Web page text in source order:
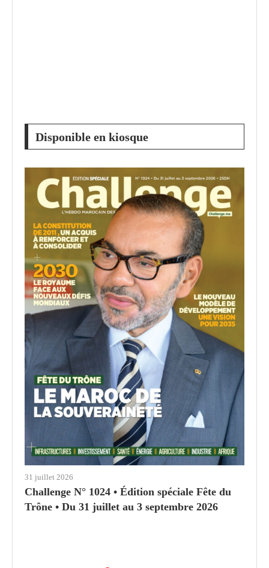
Disponible en kiosque
31 juillet 2026
Challenge N° 1024 • Édition spéciale Fête du
Trône • Du 31 juillet au 3 septembre 2026